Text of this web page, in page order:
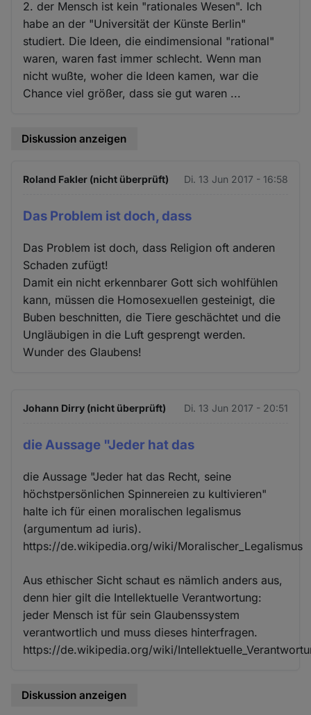
2. der Mensch ist kein "rationales Wesen". Ich
habe an der "Universität der Künste Berlin"
studiert. Die Ideen, die eindimensional "rational"
waren, waren fast immer schlecht. Wenn man
nicht wußte, woher die Ideen kamen, war die
Chance viel größer, dass sie gut waren ...
Diskussion anzeigen
Roland Fakler (nicht überprüft) Di. 13 Jun 2017 - 16:58
Das Problem ist doch, dass
Das Problem ist doch, dass Religion oft anderen
Schaden zufügt!
Damit ein nicht erkennbarer Gott sich wohlfühlen
kann, müssen die Homosexuellen gesteinigt, die
Buben beschnitten, die Tiere geschächtet und die
Ungläubigen in die Luft gesprengt werden.
Wunder des Glaubens!
Johann Dirry (nicht überprüft) Di. 13 Jun 2017 - 20:51
die Aussage "Jeder hat das
die Aussage "Jeder hat das Recht, seine
höchstpersönlichen Spinnereien zu kultivieren"
halte ich für einen moralischen legalismus
(argumentum ad iuris).
https://de.wikipedia.org/wiki/Moralischer_Legalismus
Aus ethischer Sicht schaut es nämlich anders aus,
denn hier gilt die Intellektuelle Verantwortung:
jeder Mensch ist für sein Glaubenssystem
verantwortlich und muss dieses hinterfragen.
https://de.wikipedia.org/wiki/
Diskussion anzeigen